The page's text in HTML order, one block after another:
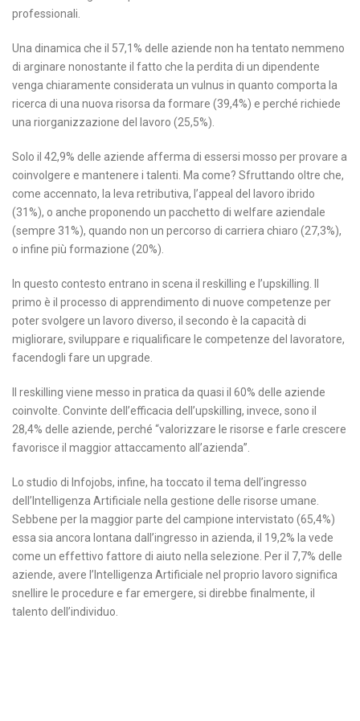
professionali.
Una dinamica che il 57,1% delle aziende non ha tentato nemmeno
di arginare nonostante il fatto che la perdita di un dipendente
venga chiaramente considerata un vulnus in quanto comporta la
ricerca di una nuova risorsa da formare (39,4%) e perché richiede
una riorganizzazione del lavoro (25,5%).
Solo il 42,9% delle aziende afferma di essersi mosso per provare a
coinvolgere e mantenere i talenti. Ma come? Sfruttando oltre che,
come accennato, la leva retributiva, l’appeal del lavoro ibrido
(31%), o anche proponendo un pacchetto di welfare aziendale
(sempre 31%), quando non un percorso di carriera chiaro (27,3%),
o infine più formazione (20%).
In questo contesto entrano in scena il reskilling e l’upskilling. Il
primo è il processo di apprendimento di nuove competenze per
poter svolgere un lavoro diverso, il secondo è la capacità di
migliorare, sviluppare e riqualificare le competenze del lavoratore,
facendogli fare un upgrade.
Il reskilling viene messo in pratica da quasi il 60% delle aziende
coinvolte. Convinte dell’efficacia dell’upskilling, invece, sono il
28,4% delle aziende, perché “valorizzare le risorse e farle crescere
favorisce il maggior attaccamento all’azienda”.
Lo studio di Infojobs, infine, ha toccato il tema dell’ingresso
dell’Intelligenza Artificiale nella gestione delle risorse umane.
Sebbene per la maggior parte del campione intervistato (65,4%)
essa sia ancora lontana dall’ingresso in azienda, il 19,2% la vede
come un effettivo fattore di aiuto nella selezione. Per il 7,7% delle
aziende, avere l’Intelligenza Artificiale nel proprio lavoro significa
snellire le procedure e far emergere, si direbbe finalmente, il
talento dell’individuo.